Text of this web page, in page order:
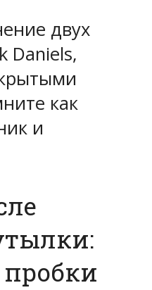
двух
Daniels,
как
и